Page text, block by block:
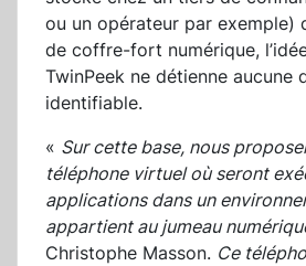
ou un opérateur par exemple)
de coffre-fort numérique,
TwinPeek ne détienne aucune
identifiable.
« Sur cette base, nous
téléphone virtuel où seront
applications dans un
appartient au jumeau
Christophe Masson. Ce